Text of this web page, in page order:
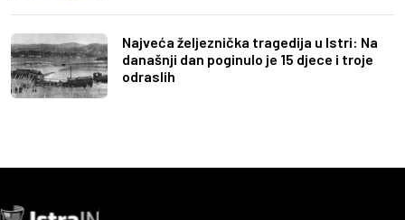
Najveća željeznička tragedija u Istri: Na
današnji dan poginulo je 15 djece i troje
odraslih